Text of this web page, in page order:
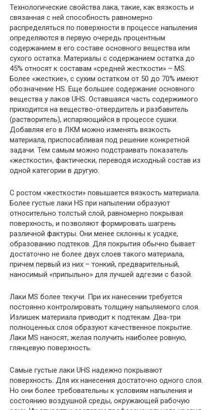
Технологические свойства лака, такие, как вязкость и
связанная с ней способность равномерно
распределяться по поверхности в процессе напыления
определяются в первую очередь процентным
содержанием в его составе основного вещества или
сухого остатка. Материалы с содержанием остатка до
45% относят к составам «средней жесткости» – MS.
Более «жесткие», с сухим остатком от 50 до 70% имеют
обозначение HS. Еще большее содержание основного
вещества у лаков UHS. Оставшаяся часть содержимого
приходится на вещество-отвердитель и разбавитель
(растворитель), испаряющийся в процессе сушки.
Добавляя его в ЛКМ можно изменять вязкость
материала, приспосабливая под решение конкретной
задачи. Тем самым можно подстраивать показатель
«жесткости», фактически, переводя исходный состав из
одной категории в другую.
С ростом «жесткости» повышается вязкость материала.
Более густые лаки HS при напылении образуют
относительно толстый слой, равномерно покрывая
поверхность, и позволяют формировать шагрень
различной фактуры. Они менее склонны к усадке,
образованию подтеков. Для покрытия обычно бывает
достаточно не более двух слоев такого материала,
причем первый из них – тонкий, предварительный,
наносимый «припыльно» для лучшей адгезии с базой.
Лаки MS более текучи. При их нанесении требуется
постоянно контролировать толщину напыляемого слоя.
Излишек материала приводит к подтекам. Два-три
полноценных слоя образуют качественное покрытие.
Лаки MS наносят, желая получить наиболее ровную,
глянцевую поверхность.
Самые густые лаки UHS надежно покрывают
поверхность. Для их нанесения достаточно одного слоя.
Но они более требовательны к условиям напыления и
состоянию воздушной среды, окружающей рабочую